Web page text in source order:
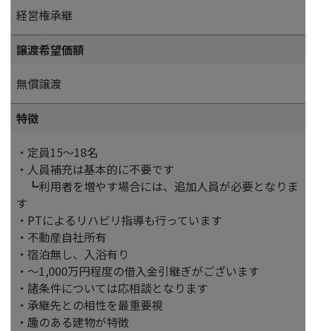
経営権承継
譲渡希望価額
無償譲渡
特徴
・定員15～18名
・人員補充は基本的に不要です
┗利用者を増やす場合には、追加人員が必要となりま
す
・PTによるリハビリ指導も行っています
・不動産自社所有
・宿泊無し、入浴有り
・～1,000万円程度の借入金引継ぎがございます
・諸条件については応相談となります
・承継先との相性を最重要視
・趣のある建物が特徴